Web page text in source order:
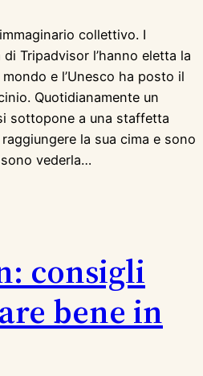
collettivo. I
Tripadvisor l’hanno eletta la
e l’Unesco ha posto il
Quotidianamente un
sottopone a una staffetta
la sua cima e sono
vederla…
consigli
bene in